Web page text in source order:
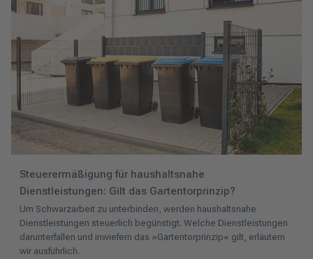
Steuerermäßigung für haushaltsnahe
Dienstleistungen: Gilt das Gartentorprinzip?
Um Schwarzarbeit zu unterbinden, werden haushaltsnahe
Dienstleistungen steuerlich begünstigt. Welche Dienstleistungen
darunterfallen und inwiefern das »Gartentorprinzip« gilt, erläutern
wir ausführlich.